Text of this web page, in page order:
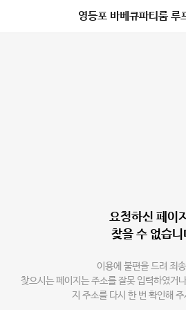
영등포 바베큐파티룸 루
요청하신 페이
찾을 수 없습니
이용에 불편을 드려 죄
찾으시는 페이지는 주소를 잘못 입력하였거
지 주소를 다시 한 번 확인해